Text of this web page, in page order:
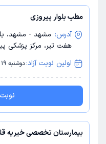
مطب بلوار پیروزی
آدرس: مشهد - مشهد،
هفت تیر، مرکز پزشکی
اولین نوبت آزاد:دوشنبه 19 مرداد | 18:00
بیمارستان تخصصی خیریه